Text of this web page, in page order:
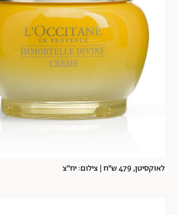
לאוקסיטן, 479 ש"ח | צילום: יח"צ